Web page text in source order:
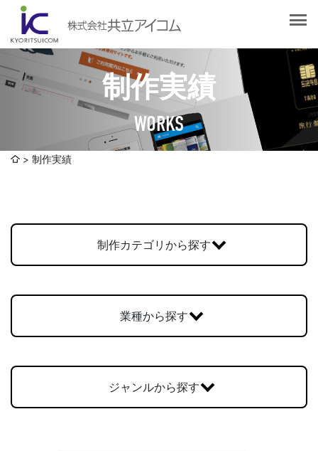
制作実績
WORKS
会社概要
社長挨拶
企業理念
認証取得
選ばれる理由
Web制作・ホームページ制作
社員ブログ
制作実績
制作カテゴリから探す
業種から探す
ジャンルから探す